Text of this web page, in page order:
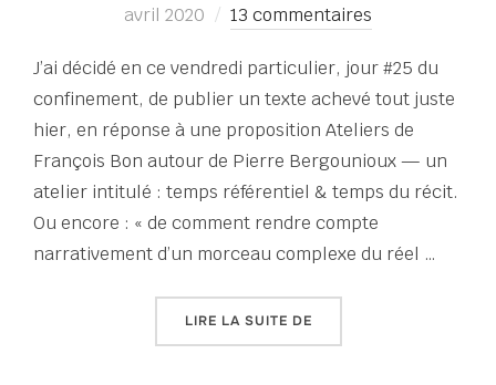
avril 2020
13 commentaires
J’ai décidé en ce vendredi particulier, jour #25 du
confinement, de publier un texte achevé tout juste
hier, en réponse à une proposition Ateliers de
François Bon autour de Pierre Bergounioux — un
atelier intitulé : temps référentiel & temps du récit.
Ou encore : « de comment rendre compte
narrativement d’un morceau complexe du réel …
LIRE LA SUITE DE« EN MON FOR